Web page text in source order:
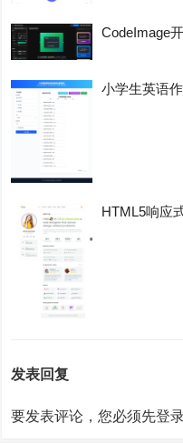
CodeImage
小学生英语
HTML5响应
发表回复
要发表评论，您必须先登